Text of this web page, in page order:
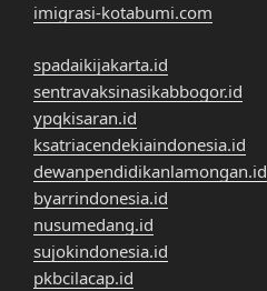
imigrasi-kotabumi.com
spadaikijakarta.id
sentravaksinasikabbogor.id
ypqkisaran.id
ksatriacendekiaindonesia.id
dewanpendidikanlamongan.id
byarrindonesia.id
nusumedang.id
sujokindonesia.id
pkbcilacap.id